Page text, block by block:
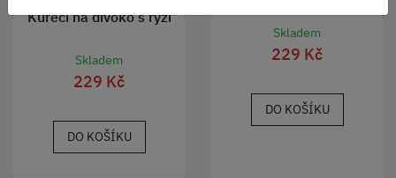
Kuřecí na divoko s rýží
Skladem
229 Kč
DO KOŠÍKU
Skladem
229 Kč
DO KOŠÍKU